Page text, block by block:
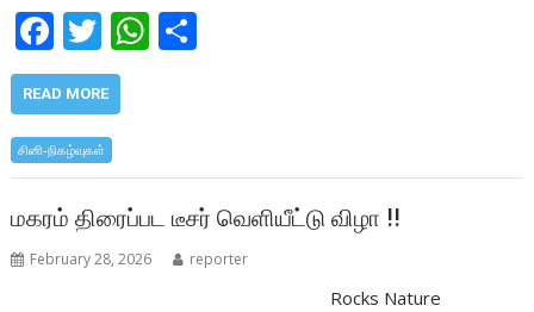
F
ac
e
b
o
o
k
T
w
itt
er
W
h
A
p
p
READ MORE
சினி-நிகழ்வுகள்
மகரம் திரைப்பட டீசர் வெளியீட்டு விழா !!
February 28, 2026 reporter
Rocks Nature